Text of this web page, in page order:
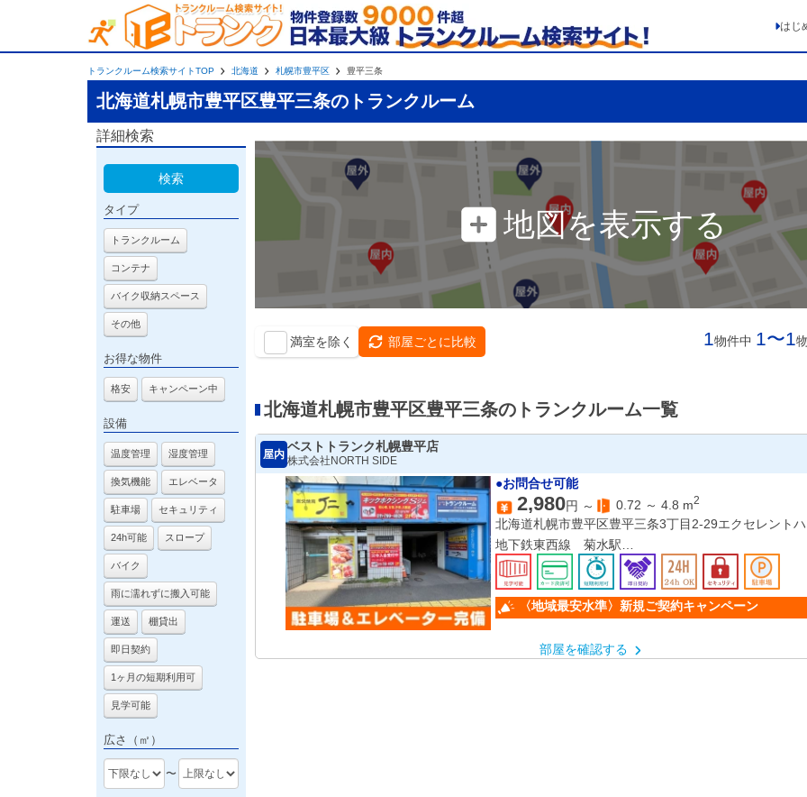
はじ
トランクルーム検索サイトTOP 北海道 札幌市豊平区 豊平三条
北海道札幌市豊平区豊平三条のトランクルーム
詳細検索
検索
タイプ
トランクルーム
コンテナ
バイク収納スペース
その他
お得な物件
格安 キャンペーン中
設備
温度管理 湿度管理
換気機能 エレベータ
駐車場 セキュリティ
24h可能 スロープ
バイク
雨に濡れずに搬入可能
運送 棚貸出
即日契約
1ヶ月の短期利用可
見学可能
広さ（㎡）
〜
地図を表示する
満室を除く 部屋ごとに比較 1物件中 1〜1
北海道札幌市豊平区豊平三条のトランクルーム一覧
屋内
ベストトランク札幌豊平店
株式会社NORTH SIDE
●お問合せ可能
2,980円 ～ 0.72 ～ 4.8 m2
北海道札幌市豊平区豊平三条3丁目2-29エクセレント
地下鉄東西線 菊水駅
地下鉄東豊線 学園前駅
〈地域最安水準〉新規ご契約キャンペーン
部屋を確認する